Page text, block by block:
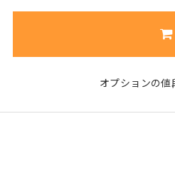
オプションの値